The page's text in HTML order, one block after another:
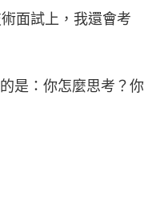
面試上，我還會考
是：你怎麼思考？你